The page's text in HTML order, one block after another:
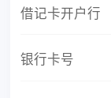
借记卡开户行
银行卡号